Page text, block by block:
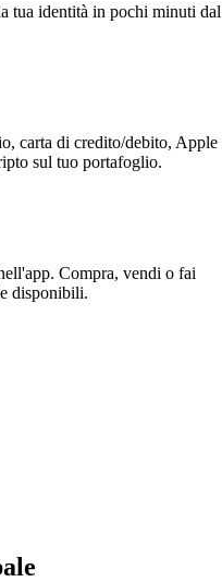
tua identità in pochi minuti dal
carta di credito/debito, Apple
sul tuo portafoglio.
Compra, vendi o fai
disponibili.